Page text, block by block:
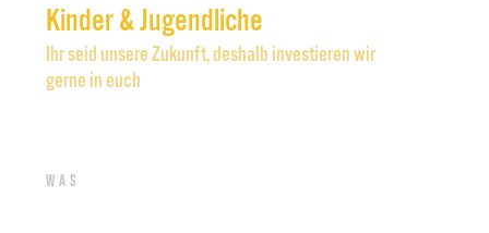
Kinder & Jugendliche
Ihr seid unsere Zukunft, deshalb investieren wir
gerne in euch
Was